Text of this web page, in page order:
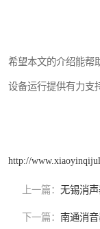
希望本文的介绍能帮
设备运行提供有力支
http://
上一篇： 无锡消
下一篇： 南通消